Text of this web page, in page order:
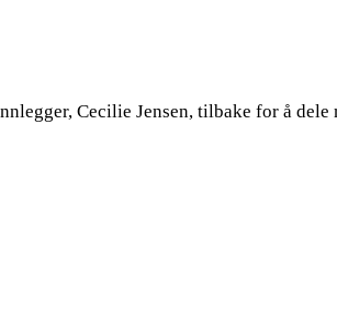
Cecilie Jensen, tilbake for å